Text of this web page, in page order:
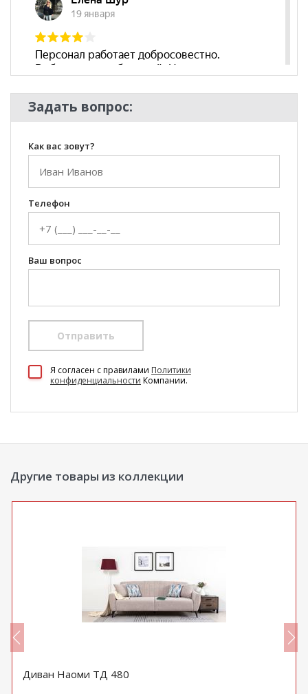
Задать вопрос:
Как вас зовут?
Телефон
Ваш вопрос
Отправить
Я согласен c правилами Политики
конфиденциальности Компании.
Другие товары из коллекции
Диван Наоми ТД 480